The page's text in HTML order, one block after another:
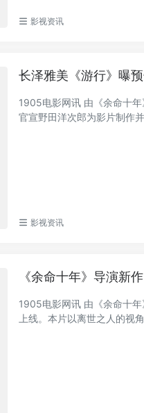
影视资讯
长泽雅美《游行》曝
1905电影网讯 由《余命十
官宣野田洋次郎为影片制作
影视资讯
《余命十年》导演新
1905电影网讯 由《余命十
上线。本片以离世之人的视